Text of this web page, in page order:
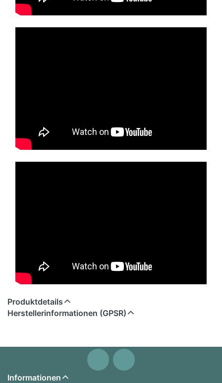
Produktdetails
Herstellerinformationen (GPSR)
Informationen